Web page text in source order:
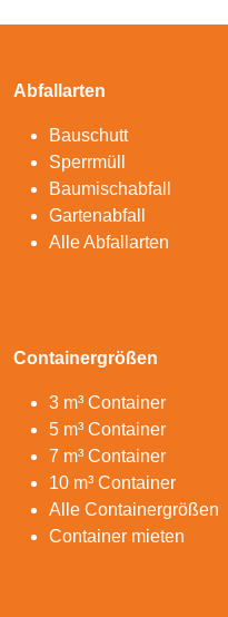
Abfallarten
Bauschutt
Sperrmüll
Baumischabfall
Gartenabfall
Alle Abfallarten
Containergrößen
3 m³ Container
5 m³ Container
7 m³ Container
10 m³ Container
Alle Containergrößen
Container mieten